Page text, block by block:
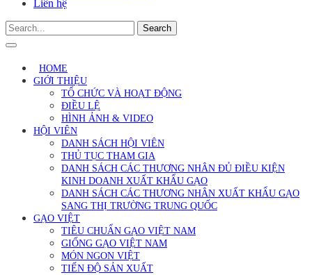
Liên hệ
Search
HOME
GIỚI THIỆU
TỔ CHỨC VÀ HOẠT ĐỘNG
ĐIỀU LỆ
HÌNH ẢNH & VIDEO
HỘI VIÊN
DANH SÁCH HỘI VIÊN
THỦ TỤC THAM GIA
DANH SÁCH CÁC THƯƠNG NHÂN ĐỦ ĐIỀU KIỆN
KINH DOANH XUẤT KHẨU GẠO
DANH SÁCH CÁC THƯƠNG NHÂN XUẤT KHẨU GẠO
SANG THỊ TRƯỜNG TRUNG QUỐC
GẠO VIỆT
TIÊU CHUẨN GẠO VIỆT NAM
GIỐNG GẠO VIỆT NAM
MÓN NGON VIỆT
TIẾN ĐỘ SẢN XUẤT